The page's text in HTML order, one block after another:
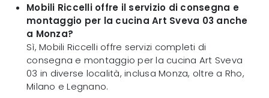
Mobili Riccelli offre il servizio di consegna e
montaggio per la cucina Art Sveva 03 anche
a Monza?
Sì, Mobili Riccelli offre servizi completi di
consegna e montaggio per la cucina Art Sveva
03 in diverse località, inclusa Monza, oltre a Rho,
Milano e Legnano.